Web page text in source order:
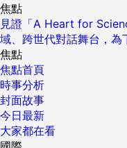
焦點
見證「A Heart for
域、跨世代對話舞台，為
焦點
焦點首頁
時事分析
封面故事
今日最新
大家都在看